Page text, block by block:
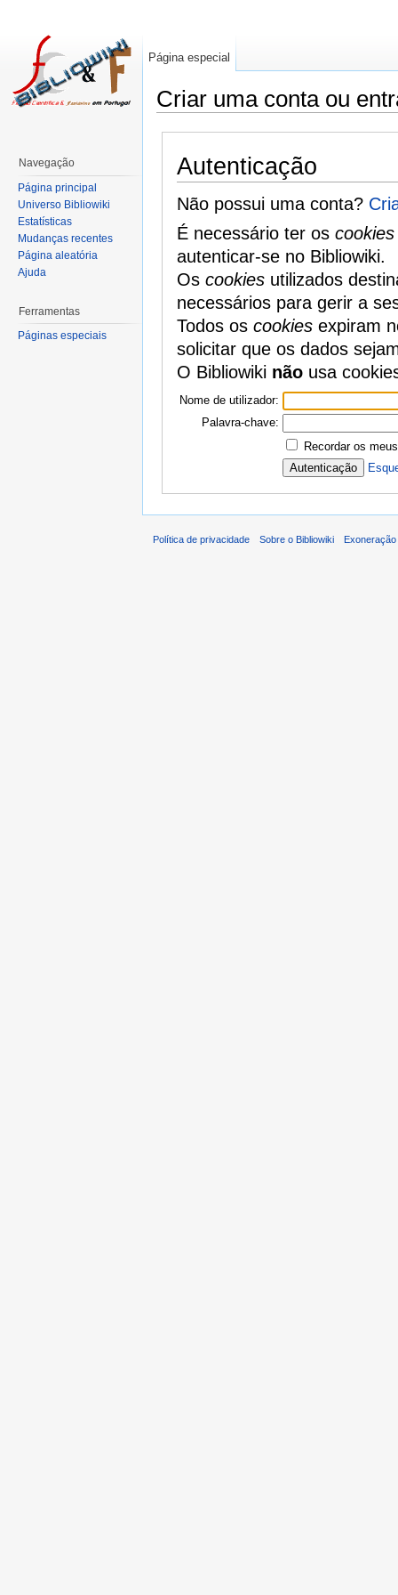
Criar uma conta ou
Autenticação
Não possui uma conta?
É necessário ter os cookies
autenticar-se no Bibliowiki.
Os cookiesutilizados
necessários para gerir a
Todos os cookiesexpiram
solicitar que os dados
O Bibliowiki nãousa
Nome de utilizador:
Palavra-chave:
Recordar os
Página especial
Navegação
Página principal
Universo Bibliowiki
Estatísticas
Mudanças recentes
Página aleatória
Ajuda
Ferramentas
Páginas especiais
Política de privacidade Sobre o Bibliowiki